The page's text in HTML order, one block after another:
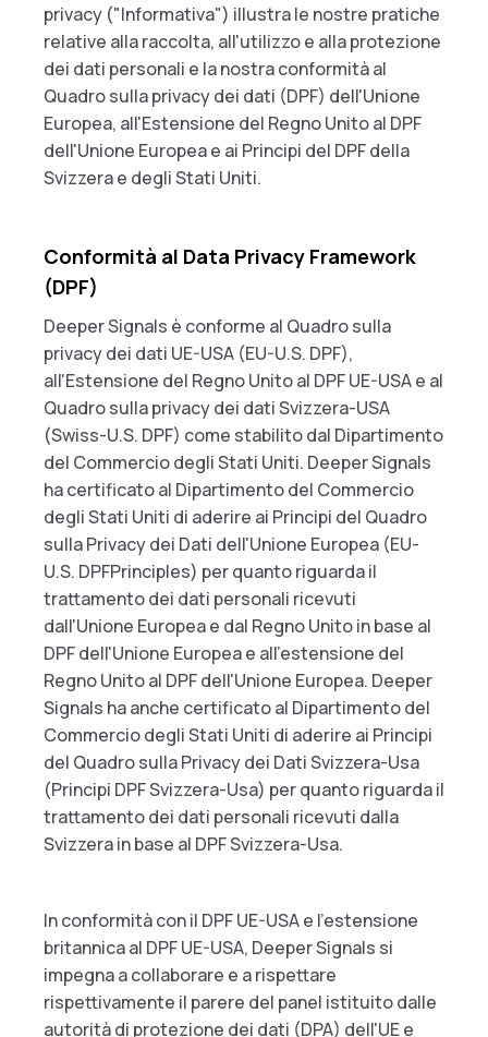
privacy ("Informativa") illustra le nostre pratiche
relative alla raccolta, all'utilizzo e alla protezione
dei dati personali e la nostra conformità al
Quadro sulla privacy dei dati (DPF) dell'Unione
Europea, all'Estensione del Regno Unito al DPF
dell'Unione Europea e ai Principi del DPF della
Svizzera e degli Stati Uniti.
Conformità al Data Privacy Framework
(DPF)
Deeper Signals è conforme al Quadro sulla
privacy dei dati UE-USA (EU-U.S. DPF),
all'Estensione del Regno Unito al DPF UE-USA e al
Quadro sulla privacy dei dati Svizzera-USA
(Swiss-U.S. DPF) come stabilito dal Dipartimento
del Commercio degli Stati Uniti. Deeper Signals
ha certificato al Dipartimento del Commercio
degli Stati Uniti di aderire ai Principi del Quadro
sulla Privacy dei Dati dell'Unione Europea (EU-
U.S. DPFPrinciples) per quanto riguarda il
trattamento dei dati personali ricevuti
dall'Unione Europea e dal Regno Unito in base al
DPF dell'Unione Europea e all'estensione del
Regno Unito al DPF dell'Unione Europea. Deeper
Signals ha anche certificato al Dipartimento del
Commercio degli Stati Uniti di aderire ai Principi
del Quadro sulla Privacy dei Dati Svizzera-Usa
(Principi DPF Svizzera-Usa) per quanto riguarda il
trattamento dei dati personali ricevuti dalla
Svizzera in base al DPF Svizzera-Usa.
In conformità con il DPF UE-USA e l'estensione
britannica al DPF UE-USA, Deeper Signals si
impegna a collaborare e a rispettare
rispettivamente il parere del panel istituito dalle
autorità di protezione dei dati (DPA) dell'UE e